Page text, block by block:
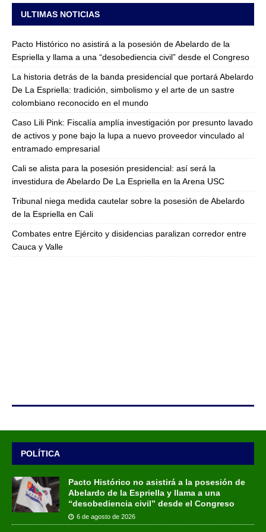
ULTIMAS NOTICIAS
Pacto Histórico no asistirá a la posesión de Abelardo de la
Espriella y llama a una “desobediencia civil” desde el Congreso
La historia detrás de la banda presidencial que portará Abelardo
De La Espriella: tradición, simbolismo y el arte de un sastre
colombiano reconocido en el mundo
Caso Lili Pink: Fiscalía amplía investigación por presunto lavado
de activos y pone bajo la lupa a nuevo proveedor vinculado al
entramado empresarial
Cali se alista para la posesión presidencial: así será la
investidura de Abelardo De La Espriella en la Arena USC
Tribunal niega medida cautelar sobre la posesión de Abelardo
de la Espriella en Cali
Combates entre Ejército y disidencias paralizan corredor entre
Cauca y Valle
POLÍTICA
Pacto Histórico no asistirá a la posesión de
Abelardo de la Espriella y llama a una
“desobediencia civil” desde el Congreso
6 de agosto de 2026